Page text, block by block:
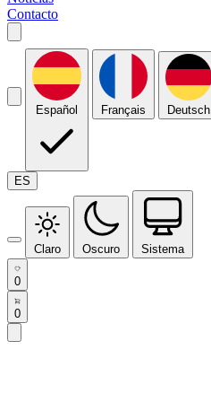
Contacto
Español Français Deutsch
ES
Claro Oscuro Sistema
0
0